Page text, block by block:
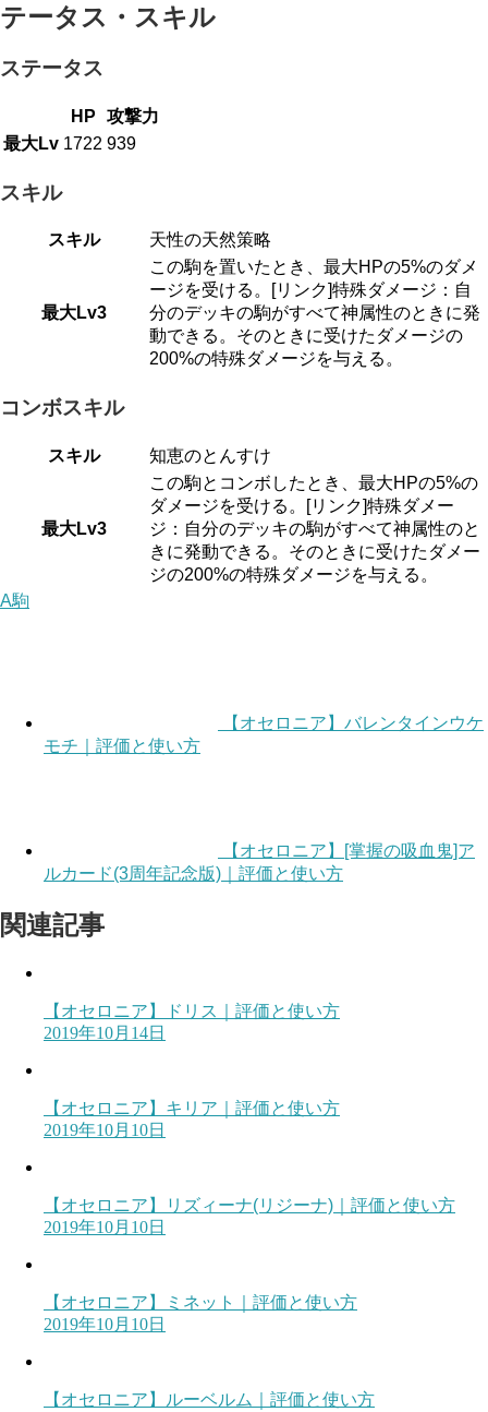
テータス・スキル
ステータス
HP
攻撃力
最大Lv 1722 939
スキル
スキル 天性の天然策略
最大Lv3
この駒を置いたとき、最大HPの5%のダメ
ージを受ける。[リンク]特殊ダメージ：自
分のデッキの駒がすべて神属性のときに発
動できる。そのときに受けたダメージの
200%の特殊ダメージを与える。
コンボスキル
スキル 知恵のとんすけ
最大Lv3
この駒とコンボしたとき、最大HPの5%の
ダメージを受ける。[リンク]特殊ダメー
ジ：自分のデッキの駒がすべて神属性のと
きに発動できる。そのときに受けたダメー
ジの200%の特殊ダメージを与える。
A駒
【オセロニア】バレンタインウケ
モチ｜評価と使い方
【オセロニア】[掌握の吸血鬼]ア
ルカード(3周年記念版)｜評価と使い方
関連記事
【オセロニア】ドリス｜評価と使い方
2019年10月14日
【オセロニア】キリア｜評価と使い方
2019年10月10日
【オセロニア】リズィーナ(リジーナ)｜評価と使い方
2019年10月10日
【オセロニア】ミネット｜評価と使い方
2019年10月10日
【オセロニア】ルーベルム｜評価と使い方